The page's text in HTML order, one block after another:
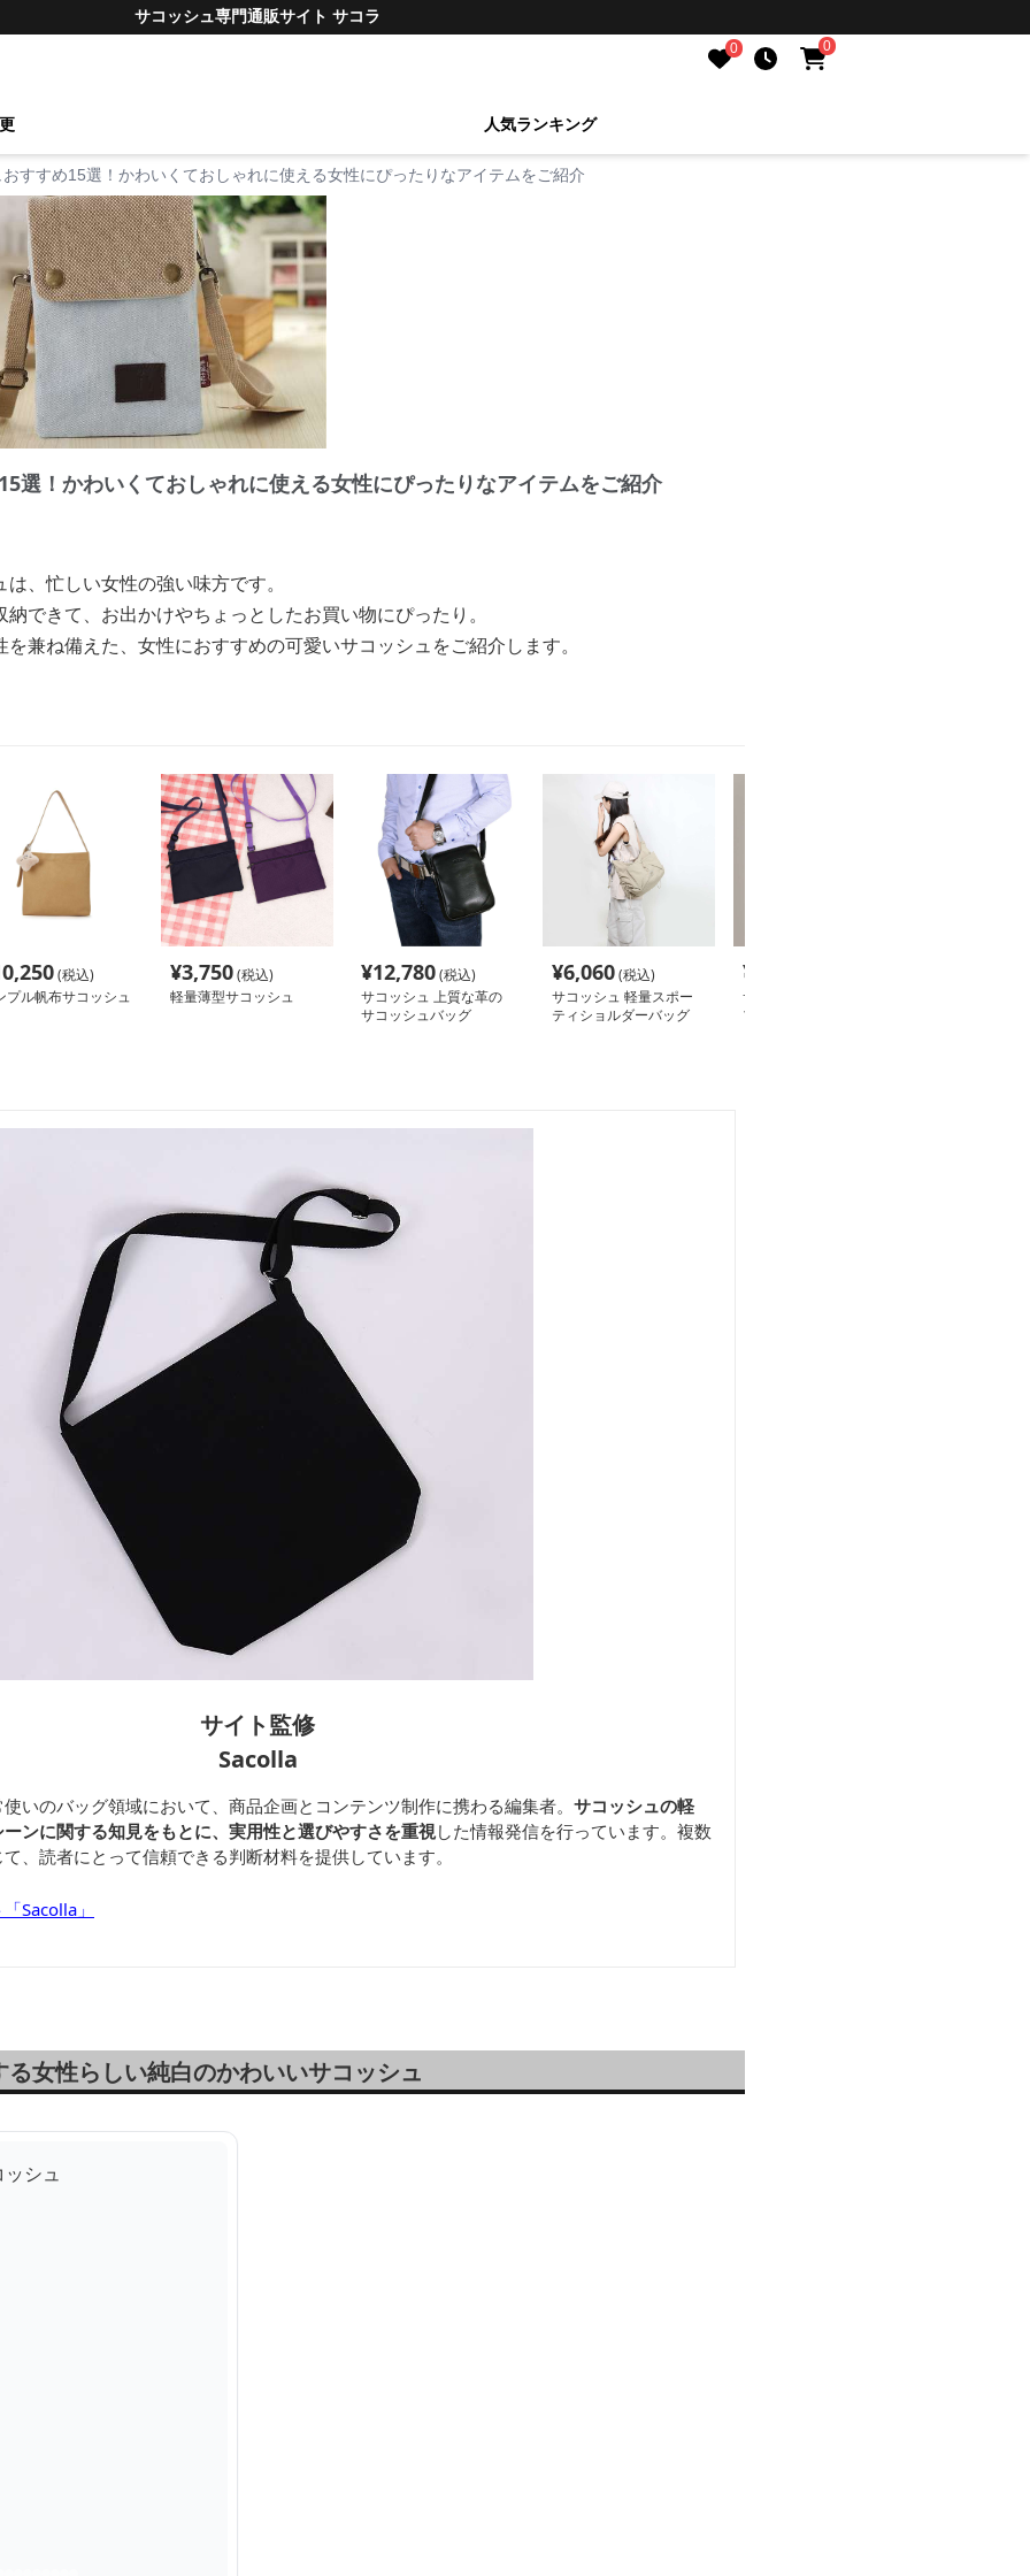
サコッシュ専門通販サイト サコラ
0 0
人気ランキング
すすめ15選！かわいくておしゃれに使える女性にぴったりなアイテムをご紹介
選！かわいくておしゃれに使える女性にぴったりなアイテムをご紹介
、忙しい女性の強い味方です。
できて、お出かけやちょっとしたお買い物にぴったり。
兼ね備えた、女性におすすめの可愛いサコッシュをご紹介します。
(税込)
プル帆布サコッシュ
¥3,750(税込)
軽量薄型サコッシュ
¥12,780(税込)
サコッシュ 上質な革の
サコッシュバッグ
¥6,060(税込)
サコッシュ 軽量スポー
ティショルダーバッグ
¥
サコッシュ 軽やかシン
プルショルダー
サイト監修
Sacolla
いのバッグ領域において、商品企画とコンテンツ制作に携わる編集者。 サコッシュの軽
ンに関する知見をもとに、実用性と選びやすさを重視した情報発信を行っています。複数
、読者にとって信頼できる判断材料を提供しています。
Sacolla」
女性らしい純白のかわいいサコッシュ